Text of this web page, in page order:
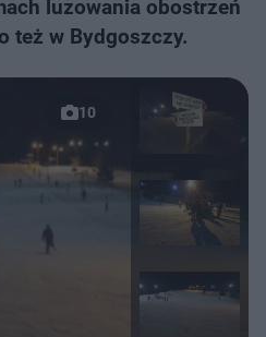
luzowania obostrzeń
też w Bydgoszczy.
10